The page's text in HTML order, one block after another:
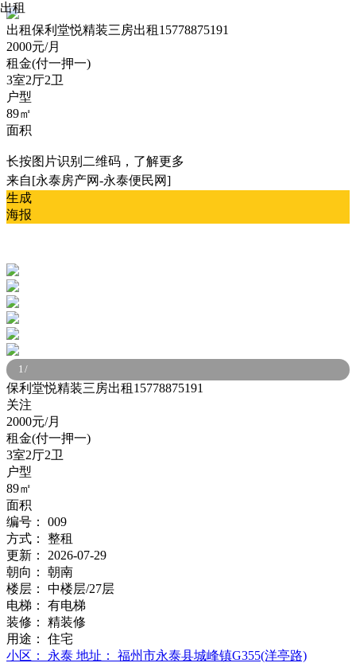
出租保利堂悦精装三房出租15778875191
2000元/月
租金(付一押一)
3室2厅2卫
户型
89㎡
面积
长按图片识别二维码，了解更多
来自[永泰房产网-永泰便民网]
生成
海报
出租
1/
保利堂悦精装三房出租15778875191
关注
2000元/月
租金(付一押一)
3室2厅2卫
户型
89㎡
面积
编号：
009
方式：
整租
更新：
2026-07-29
朝向：
朝南
楼层：
中楼层/27层
电梯：
有电梯
装修：
精装修
用途：
住宅
小区：
永泰 地址：
福州市永泰县城峰镇G355(洋亭路)